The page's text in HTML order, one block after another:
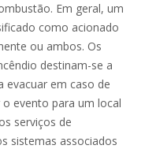
Em geral, um
como acionado
ou ambos. Os
destinam-se a
evacuar em caso de
evento para um local
serviços de
sistemas associados